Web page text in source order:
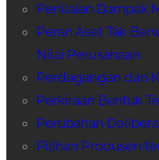
Penilaian Dampak
Peran Aset Tak
Nilai Perusahaan
Perdagangan dan
Perkiraan Bentuk
Perubahan
Pilihan Produsen